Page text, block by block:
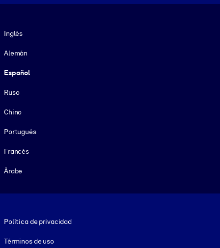
Inglés
Alemán
Español
Ruso
Chino
Portugués
Francés
Árabe
Política de privacidad
Términos de uso